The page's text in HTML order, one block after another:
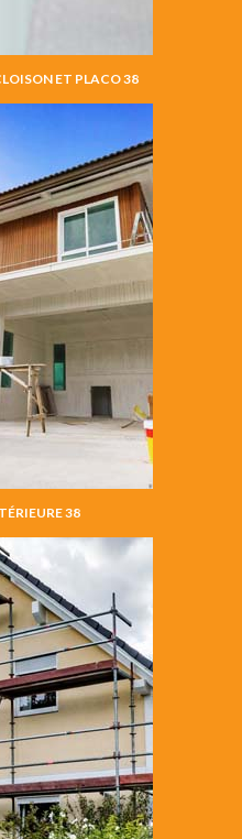
ET PLACO 38
38